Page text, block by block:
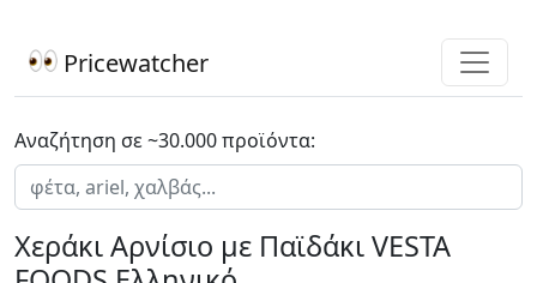
Pricewatcher
Αναζήτηση σε ~30.000 προϊόντα:
Χεράκι Αρνίσιο με Παϊδάκι VESTA